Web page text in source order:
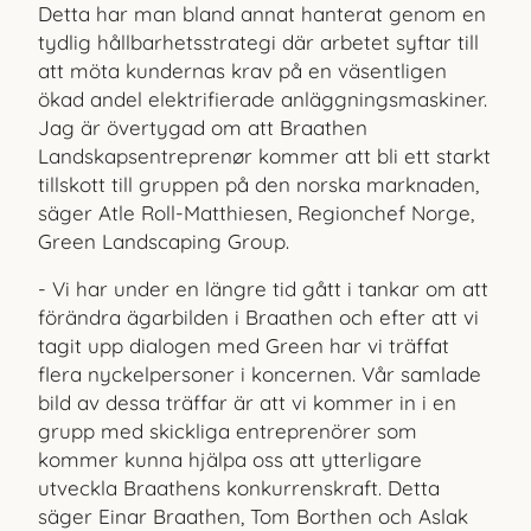
Detta har man bland annat hanterat genom en
tydlig hållbarhetsstrategi där arbetet syftar till
att möta kundernas krav på en väsentligen
ökad andel elektrifierade anläggningsmaskiner.
Jag är övertygad om att Braathen
Landskapsentreprenør kommer att bli ett starkt
tillskott till gruppen på den norska marknaden,
säger Atle Roll-Matthiesen, Regionchef Norge,
Green Landscaping Group.
- Vi har under en längre tid gått i tankar om att
förändra ägarbilden i Braathen och efter att vi
tagit upp dialogen med Green har vi träffat
flera nyckelpersoner i koncernen. Vår samlade
bild av dessa träffar är att vi kommer in i en
grupp med skickliga entreprenörer som
kommer kunna hjälpa oss att ytterligare
utveckla Braathens konkurrenskraft. Detta
säger Einar Braathen, Tom Borthen och Aslak